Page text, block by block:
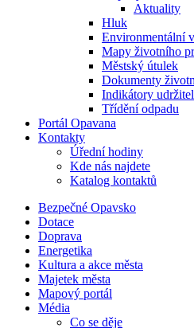
Aktuality
Hluk
Environmentální
Mapy životního
Městský útulek
Dokumenty
Indikátory
Třídění odpadu
Portál Opavana
Kontakty
Úřední hodiny
Kde nás najdete
Katalog kontaktů
Bezpečné Opavsko
Dotace
Doprava
Energetika
Kultura a akce města
Majetek města
Mapový portál
Média
Co se děje